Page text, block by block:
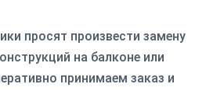
просят произвести замену
на балконе или
принимаем заказ и